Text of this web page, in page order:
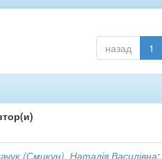
назад 1
(Смикун), Наталія Василівна;